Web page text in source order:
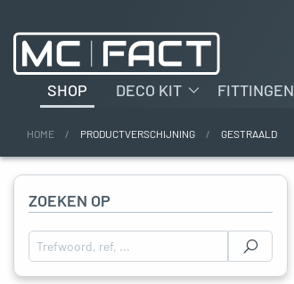
SHOP DECO KIT FITTINGEN
HOME PRODUCTVERSCHIJNING GESTRAALD
ZOEKEN OP
Zoeken naar :
menu
menu